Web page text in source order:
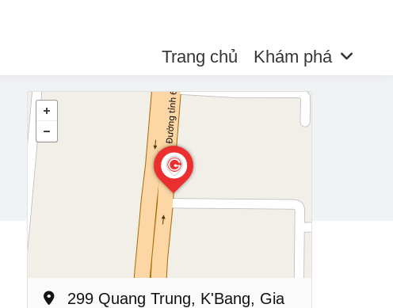
Trang chủ Khám phá
299 Quang Trung, K'Bang, Gia